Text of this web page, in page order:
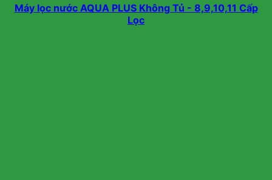
Máy lọc nước AQUA PLUS Không Tủ - 8,9,10,11 Cấp
Lọc